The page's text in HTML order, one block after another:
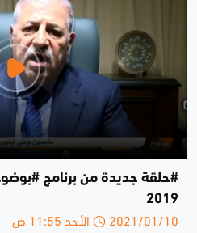
2019
2021/01/10 الأحد 11:55 ص